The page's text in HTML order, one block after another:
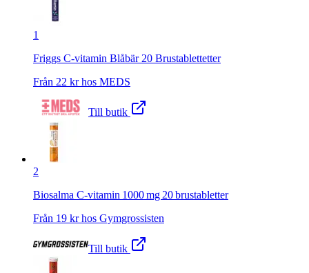
1
Friggs C-vitamin Blåbär 20 Brustablettetter
Från 22 kr hos MEDS
Till butik
2
Biosalma C‑vitamin 1000 mg 20 brustabletter
Från 19 kr hos Gymgrossisten
Till butik